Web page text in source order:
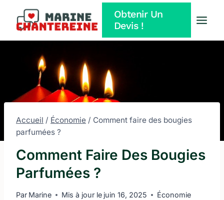
contenu
Obtenir Un
Devis !
Accueil / Économie / Comment faire des bougies
parfumées ?
Comment Faire Des Bougies
Parfumées ?
Par Marine Mis à jour le juin 16, 2025 Économie